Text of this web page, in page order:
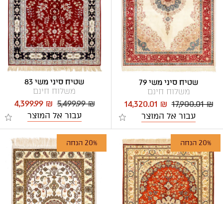
שטיח סיני משי 79
משלוח חינם
17,900.01 ₪
14,320.01 ₪
עבור אל המוצר
שטיח סיני משי 83
משלוח חינם
5,499.99 ₪
4,399.99 ₪
עבור אל המוצר
20% הנחה 20% הנחה